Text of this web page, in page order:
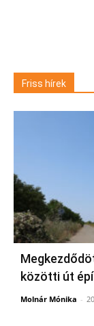
Friss hírek
közötti út
Molnár Mónika -